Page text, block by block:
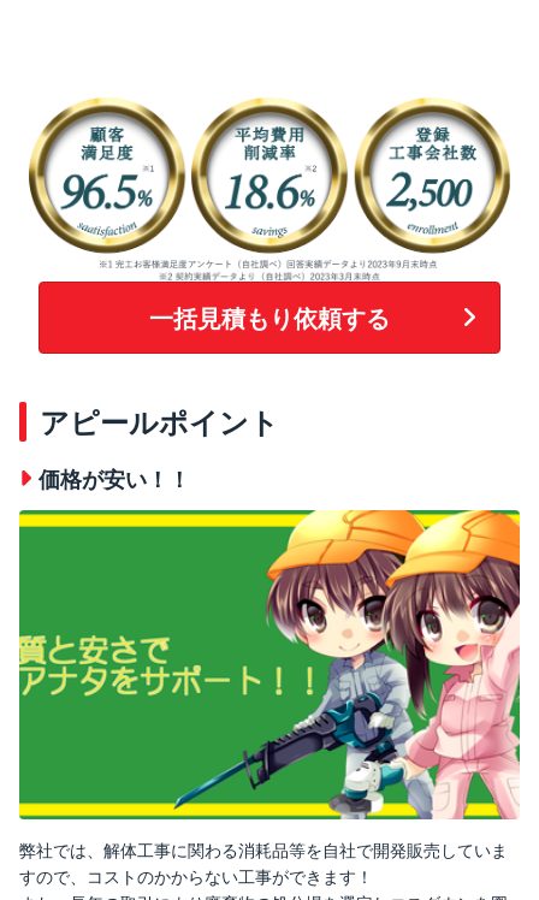
一括見積もり依頼する
アピールポイント
価格が安い！！
弊社では、解体工事に関わる消耗品等を自社で開発販売していま
すので、コストのかからない工事ができます！